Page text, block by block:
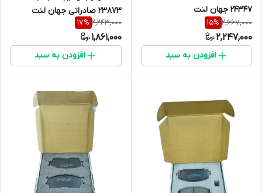
24347 جهان لنت
2,667,000
15%
2,247,000
افزودن به سبد
23873 صادراتی جهان لنت
2,243,000
17%
1,861,000
افزودن به سبد